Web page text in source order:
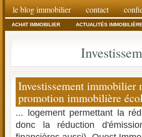
le blog immobilier contact
ACHAT IMMOBILIER ACTUALITÉS
Investissement immobilier
promotion immobilière
... logement permettant la
donc la réduction